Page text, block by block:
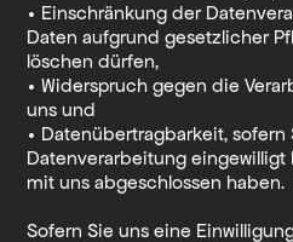
• Einschränkung der
Daten aufgrund gesetzlicher
löschen dürfen,
• Widerspruch gegen die
uns und
• Datenübertragbarkeit, sofern
Datenverarbeitung
mit uns abgeschlossen haben.
Sofern Sie uns eine